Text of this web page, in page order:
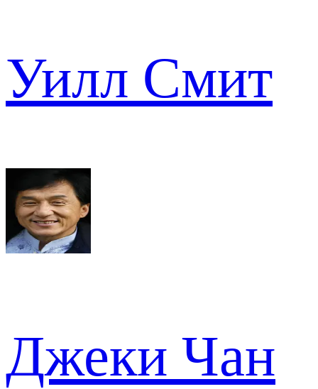
Уилл Смит
Джеки Чан